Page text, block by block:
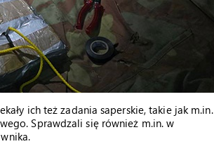
ich też zadania saperskie, takie jak m.in.
Sprawdzali się również m.in. w